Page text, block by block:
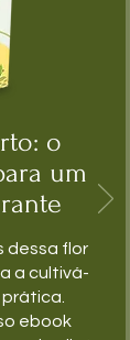
o
um
dessa flor
a cultivá-
prática.
ebook